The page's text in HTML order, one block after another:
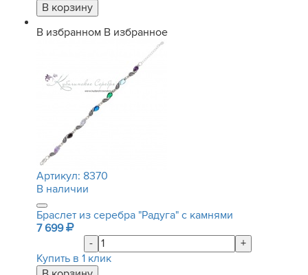
В избранном В избранное
Артикул: 8370
В наличии
Браслет из серебра "Радуга" с камнями
7 699
-
+
Купить в 1 клик